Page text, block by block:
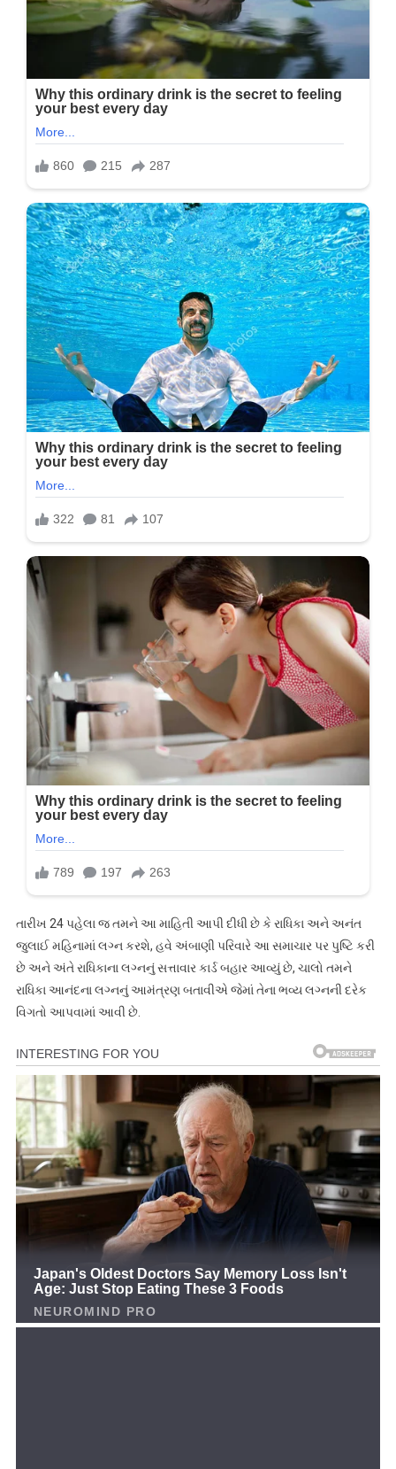
તારીખ 24 પહેલા જ તમને આ માહિતી આપી દીધી છે કે રાધિકા અને અનંત
જુલાઈ મહિનામાં લગ્ન કરશે, હવે અંબાણી પરિવારે આ સમાચાર પર પુષ્ટિ કરી
છે અને અંતે રાધિકાના લગ્નનું સત્તાવાર કાર્ડ બહાર આવ્યું છે, ચાલો તમને
રાધિકા આનંદના લગ્નનું આમંત્રણ બતાવીએ જેમાં તેના ભવ્ય લગ્નની દરેક
વિગતો આપવામાં આવી છે.